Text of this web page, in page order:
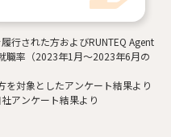
行された方およびRUNTEQ Agent
職率（2023年1月〜2023年6月の
対象としたアンケート結果より
アンケート結果より